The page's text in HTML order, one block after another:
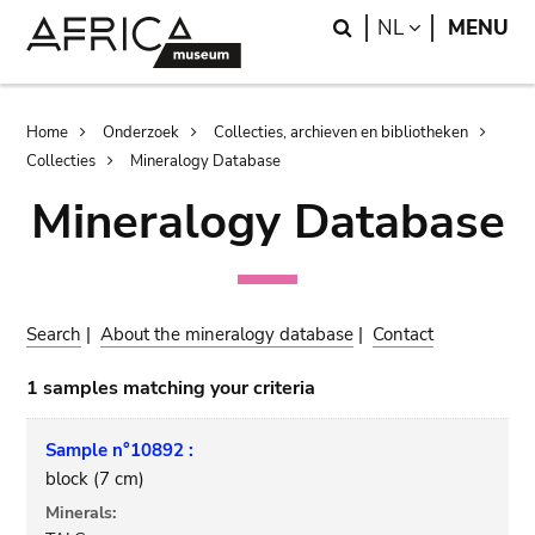
Search
NL LANGUAGE
MENU
Breadcrumb
Home Onderzoek
Collecties, archieven en bibliotheken
Collecties
Mineralogy Database
Mineralogy Database
Search |About the mineralogy database | Contact
1 samples matching your criteria
Sample n°10892 :
block (7 cm)
Minerals: